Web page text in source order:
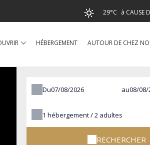
29°C à CAUSE
HÉBERGEMENT AUTOUR DE CHEZ
Du au
1 hébergement /2 adultes
RECHERCHER